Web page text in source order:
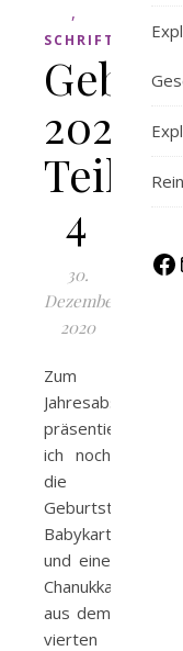
,
SCHRIFT
2020
Teil
4
30.
Dezember
2020
Zum
Jahresabschluss
präsentiere
ich noch
die
Geburtstagskarten,
Babykarten
und eine
Chanukkakarte
aus dem
vierten